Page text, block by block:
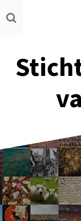
Ga
direct
hoofdinhoud